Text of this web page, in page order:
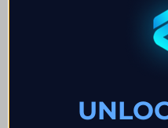
قبل طلب السحب؟
الخاصة بي؟